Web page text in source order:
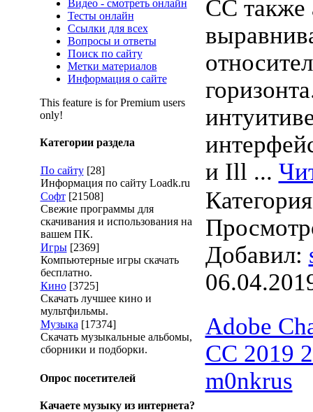
Видео - смотреть онлайн
Тесты онлайн
Ссылки для всех
Вопросы и ответы
Поиск по сайту
Метки материалов
Информация о сайте
This feature is for Premium users
only!
Категории раздела
По сайту [28]
Информация по сайту Loadk.ru
Софт [21508]
Свежие программы для
скачивания и использования на
вашем ПК.
Игры [2369]
Компьютерные игры скачать
бесплатно.
Кино [3725]
Скачать лучшее кино и
мультфильмы.
Музыка [17374]
Скачать музыкальные альбомы,
сборники и подборки.
Опрос посетителей
Качаете музыку из интернета?
CC также
и Ill ...
Добавил:
Adobe
CC 2019
m0nkrus